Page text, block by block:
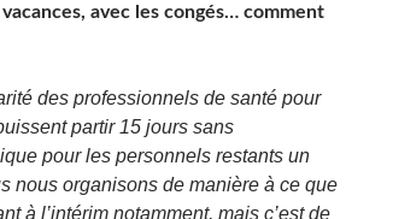
vacances, avec les congés… comment
des professionnels de santé pour
partir 15 jours sans
pour les personnels restants un
nous organisons de manière à ce que
à l’intérim notamment, mais c’est de